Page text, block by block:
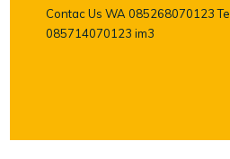
Contac Us WA 085268070123
085714070123 im3